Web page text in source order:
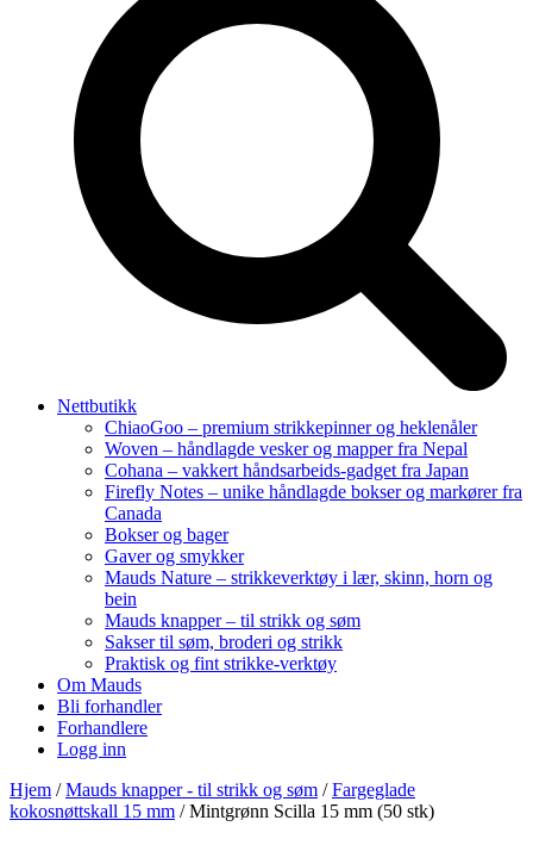
Nettbutikk
ChiaoGoo – premium strikkepinner og heklenåler
Woven – håndlagde vesker og mapper fra Nepal
Cohana – vakkert håndsarbeids-gadget fra Japan
Firefly Notes – unike håndlagde bokser og markører fra
Canada
Bokser og bager
Gaver og smykker
Mauds Nature – strikkeverktøy i lær, skinn, horn og
bein
Mauds knapper – til strikk og søm
Sakser til søm, broderi og strikk
Praktisk og fint strikke-verktøy
Om Mauds
Bli forhandler
Forhandlere
Logg inn
Hjem /Mauds knapper - til strikk og søm /Fargeglade
kokosnøttskall 15 mm / Mintgrønn Scilla 15 mm (50 stk)